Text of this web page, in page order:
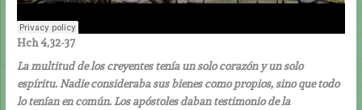
Hch 4,32-37
La multitud de los creyentes tenía un solo corazón y un solo
espíritu. Nadie consideraba sus bienes como propios, sino que todo
lo tenían en común. Los apóstoles daban testimonio de la